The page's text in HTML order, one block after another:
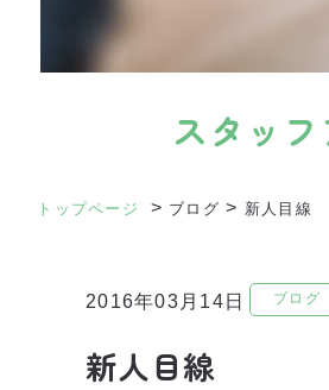
スタッ
トップページ > ブログ > 新人目線
2016年03月14日 ブログ
新人目線